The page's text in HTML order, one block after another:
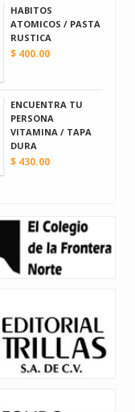
HABITOS
ATOMICOS / PASTA
RUSTICA
$ 400.00
ENCUENTRA TU
PERSONA
VITAMINA / TAPA
DURA
$ 430.00